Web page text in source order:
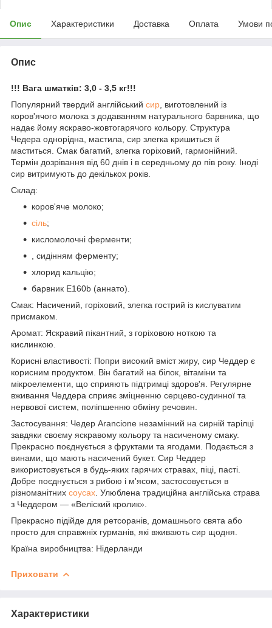
Опис Характеристики Доставка Оплата Умови
Опис
!!! Вага шматків: 3,0 - 3,5 кг!!!
Популярний твердий англійський сир , виготовлений із
коров'ячого молока з додаванням натурального барвника, що
надає йому яскраво-жовтогарячого кольору. Структура
Чедера однорідна, мастила, сир злегка кришиться й
маститься. Смак багатий, злегка горіховий, гармонійний.
Термін дозрівання від 60 днів і в середньому до пів року. Іноді
сир витримують до декількох років.
Склад:
коров'яче молоко;
сіль;
кисломолочні ферменти;
, сидінням ферменту;
хлорид кальцію;
барвник Е160b (аннато).
Смак: Насичений, горіховий, злегка гострий із кислуватим
присмаком.
Аромат: Яскравий пікантний, з горіховою ноткою та
кислинкою.
Корисні властивості: Попри високий вміст жиру, сир Чеддер є
корисним продуктом. Він багатий на білок, вітаміни та
мікроелементи, що сприяють підтримці здоров'я. Регулярне
вживання Чеддера сприяє зміцненню серцево-судинної та
нервової систем, поліпшенню обміну речовин.
Застосування: Чедер Arancione незамінний на сирній тарілці
завдяки своєму яскравому кольору та насиченому смаку.
Прекрасно поєднується з фруктами та ягодами. Подається з
винами, що мають насичений букет. Сир Чеддер
використовується в будь-яких гарячих стравах, піці, пасті.
Добре поєднується з рибою і м'ясом, застосовується в
різноманітних соусах . Улюблена традиційна англійська страва
з Чеддером — «Веліский кролик».
Прекрасно підійде для ретсоранів, домашнього свята або
просто для справжніх гурманів, які вживають сир щодня.
Країна виробництва: Нідерланди
Приховати
Характеристики